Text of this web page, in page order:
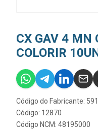
CX GAV 4 MN
COLORIR
Código do Fabricante:
Código: 12870
Código NCM: 48195000